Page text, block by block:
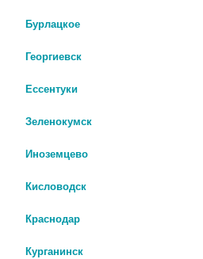
НАСТОЙКА 25МЛ. ФЛ. 2275
В КОРЗИНУ
Бурлацкое
Георгиевск
Ессентуки
Зеленокумск
Иноземцево
Кисловодск
Краснодар
Курганинск